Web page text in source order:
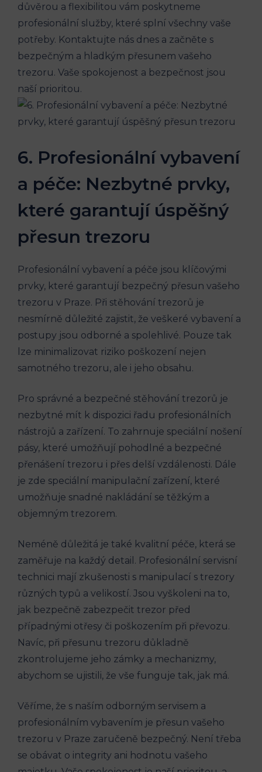
důvěrou a flexibilitou vám poskytneme
profesionální služby, které splní všechny vaše
potřeby. Kontaktujte nás dnes a začněte s
bezpečným a hladkým přesunem vašeho
trezoru. Vaše spokojenost a bezpečnost jsou
naší prioritou.
6. Profesionální vybavení
a péče: Nezbytné prvky,
které garantují úspěšný
přesun trezoru
Profesionální vybavení a péče jsou klíčovými
prvky, které garantují bezpečný přesun vašeho
trezoru v Praze. Při stěhování trezorů je
nesmírně důležité zajistit, že veškeré vybavení a
postupy jsou odborné a spolehlivé. Pouze tak
lze minimalizovat riziko poškození nejen
samotného trezoru, ale i jeho obsahu.
Pro správné a bezpečné stěhování trezorů je
nezbytné mít k dispozici řadu profesionálních
nástrojů a zařízení. To zahrnuje speciální nošení
pásy, které umožňují pohodlné a bezpečné
přenášení trezoru i přes delší vzdálenosti. Dále
je zde speciální manipulační zařízení, které
umožňuje snadné nakládání se těžkým a
objemným trezorem.
Neméně důležitá je také kvalitní péče, která se
zaměřuje na každý detail. Profesionální servisní
technici mají zkušenosti s manipulací s trezory
různých typů a velikostí. Jsou vyškoleni na to,
jak bezpečně zabezpečit trezor před
případnými otřesy či poškozením při převozu.
Navíc, při přesunu trezoru důkladně
zkontrolujeme jeho zámky a mechanizmy,
abychom se ujistili, že vše funguje tak, jak má.
Věříme, že s naším odborným servisem a
profesionálním vybavením je přesun vašeho
trezoru v Praze zaručeně bezpečný. Není třeba
se obávat o integrity ani hodnotu vašeho